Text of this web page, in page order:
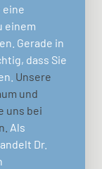
eine
einem
Gerade in
dass Sie
Unsere
und
uns bei
Als
Dr.